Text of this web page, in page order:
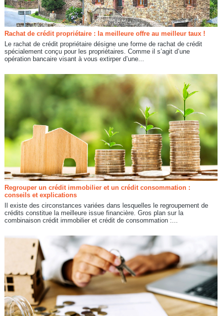
Rachat de crédit propriétaire : la meilleure offre au meilleur taux !
Le rachat de crédit propriétaire désigne une forme de rachat de crédit
spécialement conçu pour les propriétaires. Comme il s’agit d’une
opération bancaire visant à vous extirper d’une...
Regrouper un crédit immobilier et un crédit consommation :
conseils et explications
Il existe des circonstances variées dans lesquelles le regroupement de
crédits constitue la meilleure issue financière. Gros plan sur la
combinaison crédit immobilier et crédit de consommation :...